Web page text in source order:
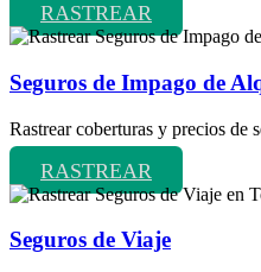
RASTREAR
Seguros de Impago de
Rastrear coberturas y precios de
RASTREAR
Seguros de Viaje